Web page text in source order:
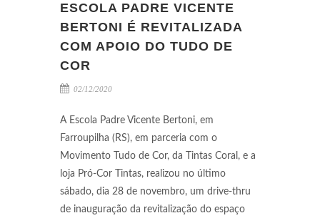
ESCOLA PADRE VICENTE
BERTONI É REVITALIZADA
COM APOIO DO TUDO DE
COR
02/12/2020
A Escola Padre Vicente Bertoni, em
Farroupilha (RS), em parceria com o
Movimento Tudo de Cor, da Tintas Coral, e a
loja Pró-Cor Tintas, realizou no último
sábado, dia 28 de novembro, um drive-thru
de inauguração da revitalização do espaço